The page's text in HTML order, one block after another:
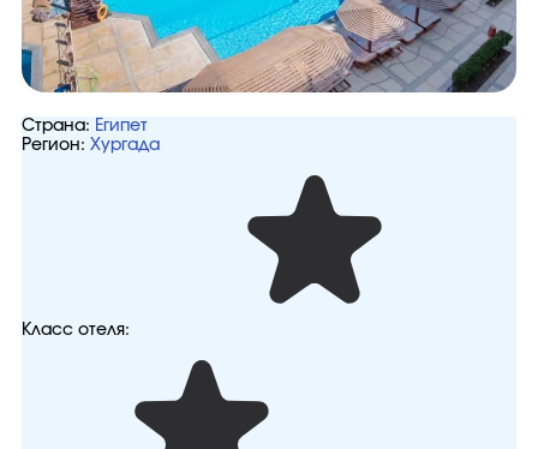
Страна: Египет
Регион: Хургада
Класс отеля: